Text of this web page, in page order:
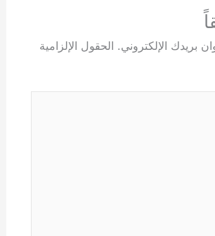
بريدك الإلكتروني. الحقول الإلزامية